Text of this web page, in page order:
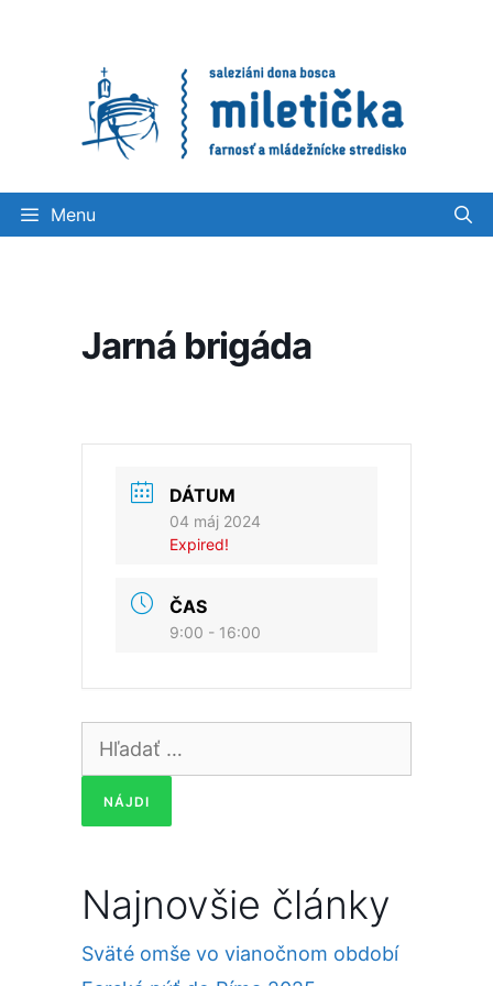
Menu
Jarná brigáda
DÁTUM
04 máj 2024
Expired!
ČAS
9:00 - 16:00
Hľadať:
Najnovšie články
Sväté omše vo vianočnom období